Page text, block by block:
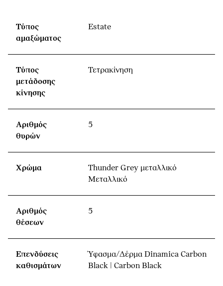
Τύπος
αμαξώματος
Estate
Τύπος
μετάδοσης
κίνησης
Τετρακίνηση
Αριθμός
θυρών
5
Χρώμα
Thunder Grey μεταλλικό
Μεταλλικό
Αριθμός
θέσεων
5
Επενδύσεις
καθισμάτων
Ύφασμα/Δέρμα Dinamica Carbon
Black | Carbon Black